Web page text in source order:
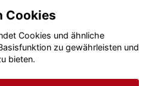
GmbH 2020 - 2026
Cookies
Cookies und ähnliche
zu gewährleisten und
bieten.